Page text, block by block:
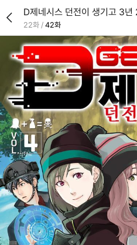
D제네시스 던전이 생기고 3년
22화 / 42화